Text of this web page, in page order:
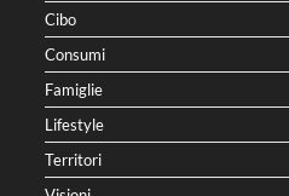
Cibo
Consumi
Famiglie
Lifestyle
Territori